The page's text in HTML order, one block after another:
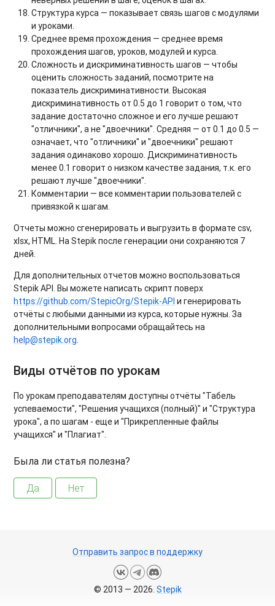
Структура курса — показывает связь шагов с модулями
и уроками.
Среднее время прохождения — среднее время
прохождения шагов, уроков, модулей и курса.
Сложность и дискриминативность шагов — чтобы
оценить сложность заданий, посмотрите на
показатель дискриминативности. Высокая
дискриминативность от 0.5 до 1 говорит о том, что
задание достаточно сложное и его лучше решают
"отличники", а не "двоечники". Средняя — от 0.1 до 0.5 —
означает, что "отличники" и "двоечники" решают
задания одинаково хорошо. Дискриминативность
менее 0.1 говорит о низком качестве задания, т.к. его
решают лучше "двоечники".
Комментарии —все комментарии пользователей с
привязкой к шагам.
Отчеты можно сгенерировать и выгрузить в формате csv,
xlsx, HTML. На Stepik после генерации они сохраняются 7
дней.
Для дополнительных отчетов можно воспользоваться
Stepik API. Вы можете написать скрипт поверх
https://github.com/StepicOrg/Stepik-API и генерировать
отчёты с любыми данными из курса, которые нужны. За
дополнительными вопросами обращайтесь на
help@stepik.org.
Виды отчётов по урокам
По урокам преподавателям доступны отчёты "Табель
успеваемости", "Решения учащихся (полный)" и "Структура
урока", а по шагам - еще и "Прикрепленные файлы
учащихся" и "Плагиат".
Была ли статья полезна?
Да Нет
Отправить запрос в поддержку
© 2013 — 2026. Stepik